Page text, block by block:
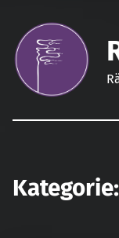
Kategorie: